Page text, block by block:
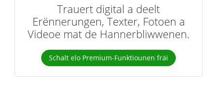
Trauert digital a deelt
Erënnerungen, Texter, Fotoen a
Videoe mat de Hannerbliwwenen.
Schalt elo Premium-Funktiounen fräi